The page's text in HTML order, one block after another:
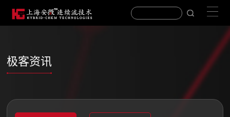
极客资讯